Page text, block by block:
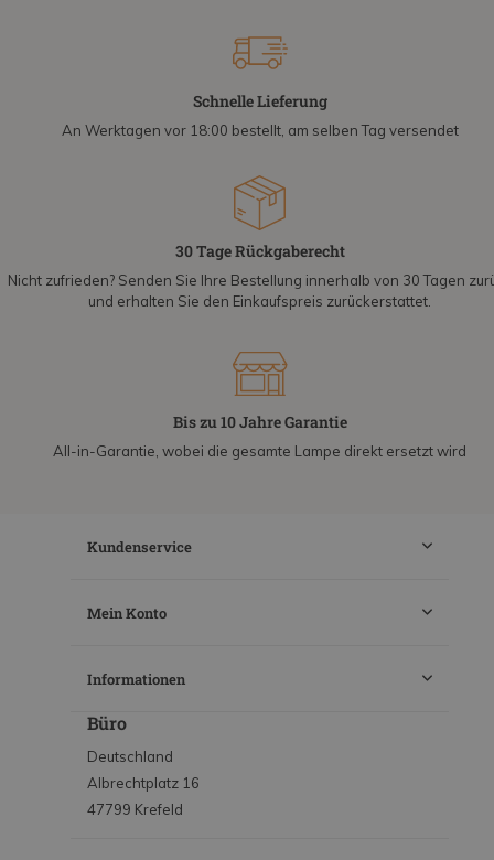
Schnelle Lieferung
An Werktagen vor 18:00 bestellt, am selben Tag versendet
30 Tage Rückgaberecht
Nicht zufrieden? Senden Sie Ihre Bestellung innerhalb von 30 Tagen
und erhalten Sie den Einkaufspreis zurückerstattet.
Bis zu 10 Jahre Garantie
All-in-Garantie, wobei die gesamte Lampe direkt ersetzt wird
Kundenservice
Mein Konto
Informationen
Büro
Deutschland
Albrechtplatz 16
47799 Krefeld